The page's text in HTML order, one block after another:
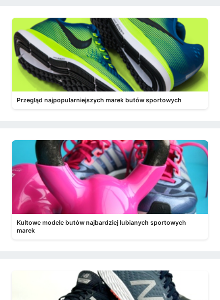
Przegląd najpopularniejszych marek butów sportowych
Kultowe modele butów najbardziej lubianych sportowych
marek